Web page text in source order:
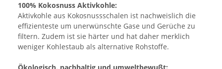
100% Kokosnuss Aktivkohle:
Aktivkohle aus Kokosnussschalen ist nachweislich die
effizienteste um unerwünschte Gase und Gerüche zu
filtern. Zudem ist sie härter und hat daher merklich
weniger Kohlestaub als alternative Rohstoffe.